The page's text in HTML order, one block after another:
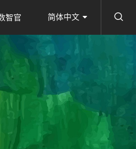
智官 简体中文